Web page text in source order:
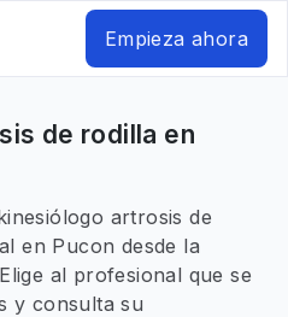
Empieza ahora
de rodilla en
artrosis de
en Pucon desde la
al profesional que se
y consulta su